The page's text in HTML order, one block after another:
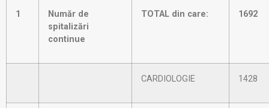
1
Număr de
spitalizări
continue
TOTAL din care: 1692
CARDIOLOGIE 1428